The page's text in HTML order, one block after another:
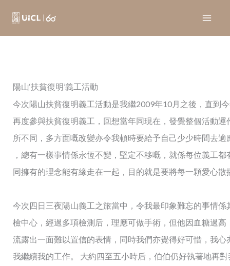
陽山‘扶貧復明’義工活動
今次陽山扶貧復明義工活動是我繼2009年10月之後，直到
再度參與扶貧復明義工，回想當年同現在，發覺整個活動
所不同，多方面嘅改變亦令我頓時要給予自己少少時間去
，總有一樣事情係永恆不變，堅定不移嘅，就係每位義工
同擁有的理念能有緣走在一起，目的就是要將每一顆愛心
今次四日三夜陽山義工之旅當中，令我最印象難忘的事情
檢中心，經過多項檢測后，理應可做手術，但他因血糖過
流露出一面難以置信的表情，同時我們亦覺得好可惜，我心
我繼續我的工作。 大約四至五小時后，伯伯仍好執著地再